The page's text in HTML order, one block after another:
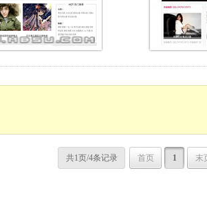
共1页/4条记录 首页 1 末